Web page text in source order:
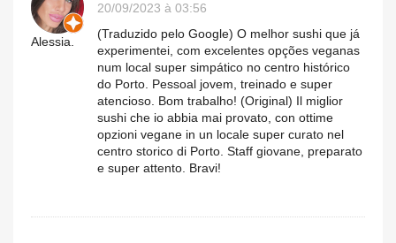
Alessia.
20/09/2023 à 03:56
(Traduzido pelo Google) O melhor sushi que já
experimentei, com excelentes opções veganas
num local super simpático no centro histórico
do Porto. Pessoal jovem, treinado e super
atencioso. Bom trabalho! (Original) Il miglior
sushi che io abbia mai provato, con ottime
opzioni vegane in un locale super curato nel
centro storico di Porto. Staff giovane, preparato
e super attento. Bravi!